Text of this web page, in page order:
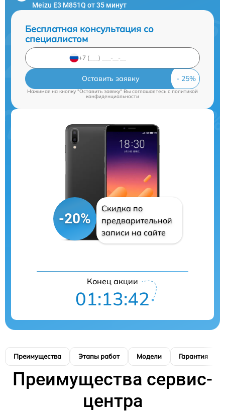
Meizu E3 M851Q от 35 минут
Бесплатная консультация со
специалистом
Оставить заявку
Нажимая на кнопку "Оставить заявку" Вы соглашаетесь cполитикой
конфиденциальности
-20%
Скидка по
предварительной
записи на сайте
Конец акции
01:13:41
Преимущества Этапы работ Модели Гарантия
Преимущества сервис-
центра